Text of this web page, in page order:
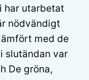
har utarbetat
nödvändigt
med de
slutändan var
De gröna,